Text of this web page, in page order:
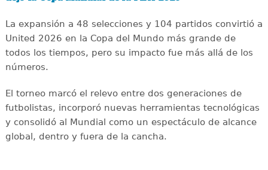
La expansión a 48 selecciones y 104 partidos convirtió a
United 2026 en la Copa del Mundo más grande de
todos los tiempos, pero su impacto fue más allá de los
números.
El torneo marcó el relevo entre dos generaciones de
futbolistas, incorporó nuevas herramientas tecnológicas
y consolidó al Mundial como un espectáculo de alcance
global, dentro y fuera de la cancha.